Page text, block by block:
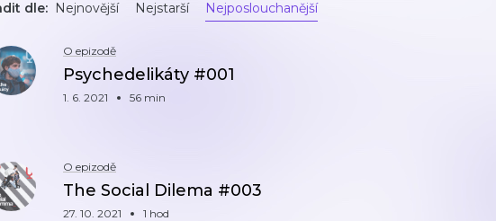
dle: Nejnovější Nejstarší Nejposlouchanější
O epizodě
Psychedelikáty #001
1. 6. 2021 56 min
O epizodě
The Social Dilema #003
27. 10. 2021 1 hod